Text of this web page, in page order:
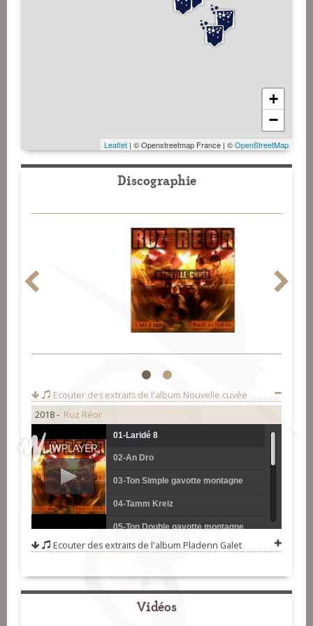
+
−
Leaflet | © Openstreetmap France | ©OpenStreetMap
Discographie
1 2
Ecouter des extraits de l'album Nouvelle cuvée
2018 - Ruz Réor
01-Laridé 8
02-An Dro
03-Ton Simple gavotte montagne
04-Tamm Kreiz
05-Ton Double gavotte montagne
06-Mazurka
08-Maraichine
Ecouter des extraits de l'album Pladenn Galet
Vidéos